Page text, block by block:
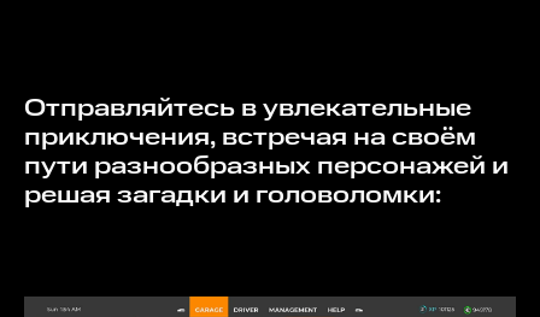
Отправляйтесь в увлекательные
приключения, встречая на своём
пути разнообразных персонажей и
решая загадки и головоломки: